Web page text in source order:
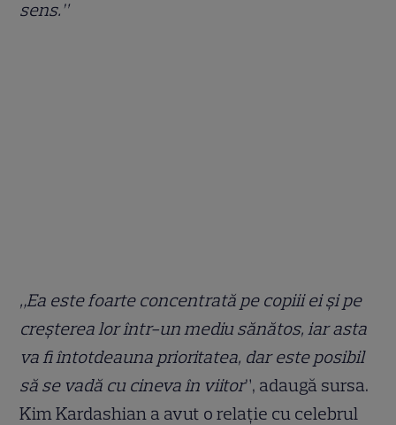
sens.”
„Ea este foarte concentrată pe copiii ei și pe
creșterea lor într-un mediu sănătos, iar asta
va fi întotdeauna prioritatea, dar este posibil
să se vadă cu cineva în viitor”, adaugă sursa.
Kim Kardashian a avut o relație cu celebrul